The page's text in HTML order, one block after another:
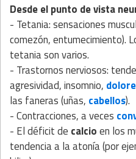
Desde el punto de vista
- Tetania: sensaciones
comezón, entumecimiento).
tetania son varios.
- Trastornos nerviosos:
agresividad, insomnio,
las faneras (uñas, cabellos).
- Contracciones, a veces
- El déficit de calcioen los
tendencia a la atonía (por